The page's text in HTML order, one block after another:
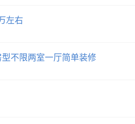
左右
不限两室一厅简单装修